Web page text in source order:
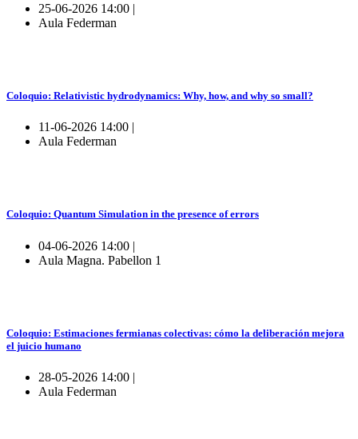
25-06-2026 14:00 |
Aula Federman
Coloquio: Relativistic hydrodynamics: Why, how, and why so small?
11-06-2026 14:00 |
Aula Federman
Coloquio: Quantum Simulation in the presence of errors
04-06-2026 14:00 |
Aula Magna. Pabellon 1
Coloquio: Estimaciones fermianas colectivas: cómo la deliberación mejora
el juicio humano
28-05-2026 14:00 |
Aula Federman